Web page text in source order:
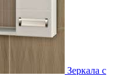
Зеркала с